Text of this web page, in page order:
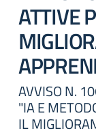
ATTIVE
AVVISO N.
"IA E
IL